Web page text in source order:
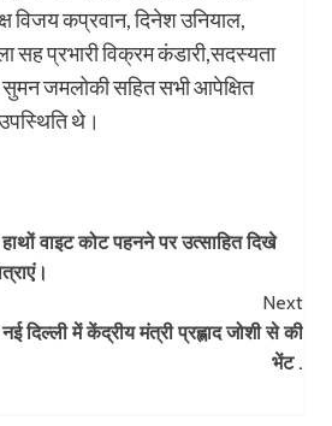
विजय कप्रवान, दिनेश उनियाल,
सह प्रभारी विक्रम कंडारी,सदस्यता
जमलोकी सहित सभी आपेक्षित
उपस्थिति थे।
वाइट कोट पहनने पर उत्साहित दिखे
Next
दिल्ली में केंद्रीय मंत्री प्रह्लाद जोशी से की
भेंट .